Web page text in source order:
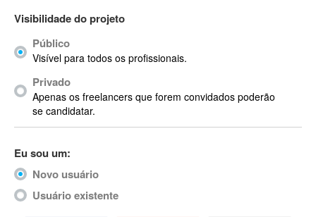
ACID Pro
ACPI
Acrobat
Acrobat X
Acronis
ACT
Actimize
ActionScript
ActionScript 3
Visibilidade do projeto
Público
Visível para todos os profissionais.
Privado
Apenas os freelancers que forem convidados poderão
se candidatar.
Eu sou um:
Novo usuário
Usuário existente